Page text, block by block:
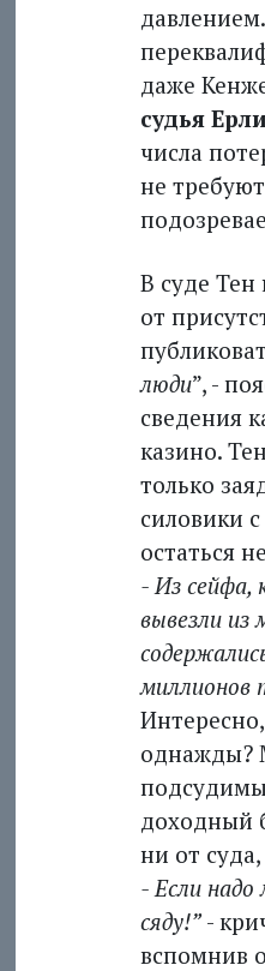
даже
судья
числа
не
В суде Тен
от
люди”, -
сведения
казино.
только
силовики
остаться
- Из сейфа,
вывезли из
миллионов
однажды?
доходный
ни от
- Если
сяду!”-
вспомнив